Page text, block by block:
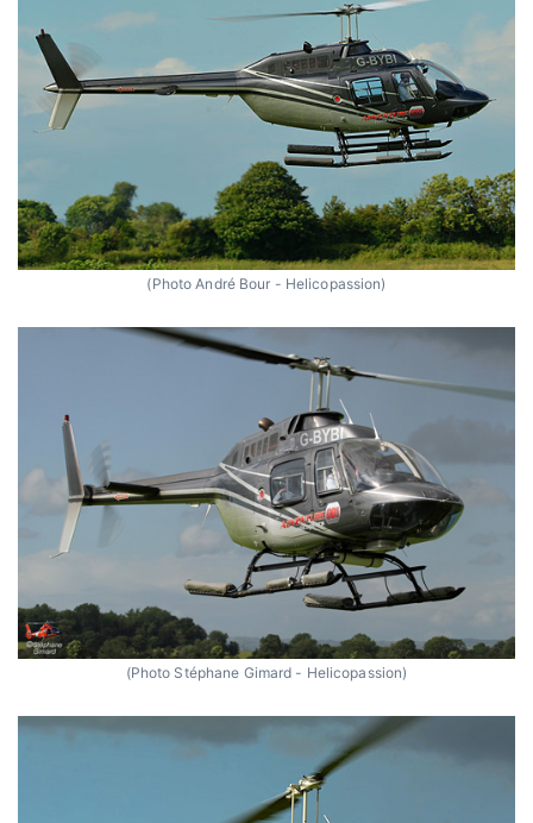
(Photo André Bour - Helicopassion)
(Photo Stéphane Gimard - Helicopassion)